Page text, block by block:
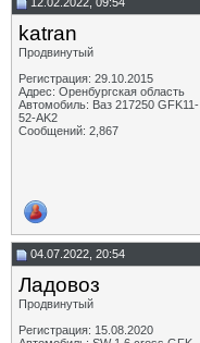
katran
Продвинутый
Регистрация: 29.10.2015
Адрес: Оренбургская область
Автомобиль: Ваз 217250 GFK11-
52-AK2
Сообщений: 2,867
04.07.2022, 20:54
Ладовоз
Продвинутый
Регистрация: 15.08.2020